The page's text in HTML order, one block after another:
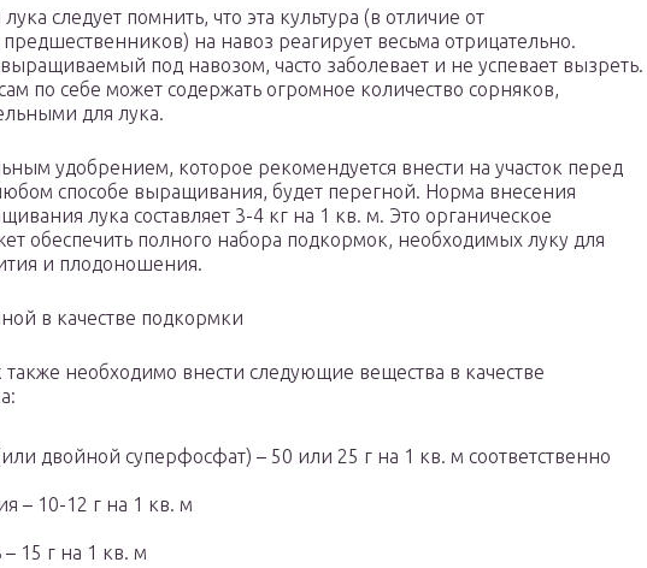
следует помнить, что эта культура (в отличие от
на навоз реагирует весьма отрицательно.
выращиваемый под навозом, часто заболевает и не успевает вызреть.
по себе может содержать огромное количество сорняков,
для лука.
удобрением, которое рекомендуется внести на участок перед
способе выращивания, будет перегной. Норма внесения
лука составляет 3-4 кг на 1 кв. м. Это органическое
обеспечить полного набора подкормок, необходимых луку для
и плодоношения.
в качестве подкормки
также необходимо внести следующие вещества в качестве
двойной суперфосфат) – 50 или 25 г на 1 кв. м соответственно
– 10-12 г на 1 кв. м
15 г на 1 кв. м